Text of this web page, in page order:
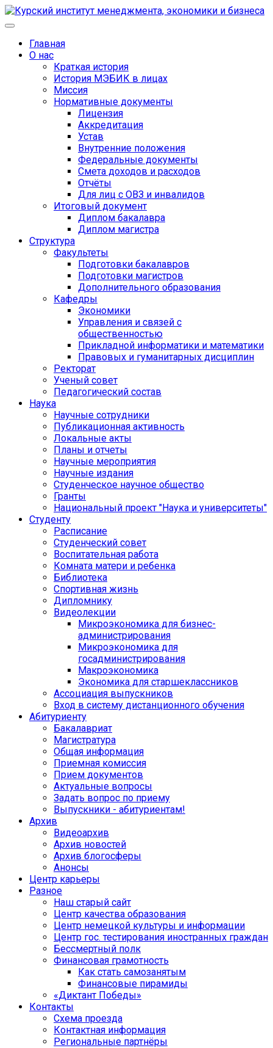
Главная
О нас
Краткая история
История МЭБИК в лицах
Миссия
Нормативные документы
Лицензия
Аккредитация
Устав
Внутренние положения
Федеральные документы
Смета доходов и расходов
Отчёты
Для лиц с ОВЗ и инвалидов
Итоговый документ
Диплом бакалавра
Диплом магистра
Структура
Факультеты
Подготовки бакалавров
Подготовки магистров
Дополнительного образования
Кафедры
Экономики
Управления и связей с
общественностью
Прикладной информатики и математики
Правовых и гуманитарных дисциплин
Ректорат
Ученый совет
Педагогический состав
Наука
Научные сотрудники
Публикационная активность
Локальные акты
Планы и отчеты
Научные мероприятия
Научные издания
Студенческое научное общество
Гранты
Национальный проект "Наука и университеты"
Студенту
Расписание
Студенческий совет
Воспитательная работа
Комната матери и ребенка
Библиотека
Спортивная жизнь
Дипломнику
Видеолекции
Микроэкономика для бизнес-
администрирования
Микроэкономика для
госадминистрирования
Макроэкономика
Экономика для старшеклассников
Ассоциация выпускников
Вход в систему дистанционного обучения
Абитуриенту
Бакалавриат
Магистратура
Общая информация
Приемная комиссия
Прием документов
Актуальные вопросы
Задать вопрос по приему
Выпускники - абитуриентам!
Архив
Видеоархив
Архив новостей
Архив блогосферы
Анонсы
Центр карьеры
Разное
Наш старый сайт
Центр качества образования
Центр немецкой культуры и информации
Центр гос. тестирования иностранных граждан
Бессмертный полк
Финансовая грамотность
Как стать самозанятым
Финансовые пирамиды
«Диктант Победы»
Контакты
Схема проезда
Контактная информация
Региональные партнёры